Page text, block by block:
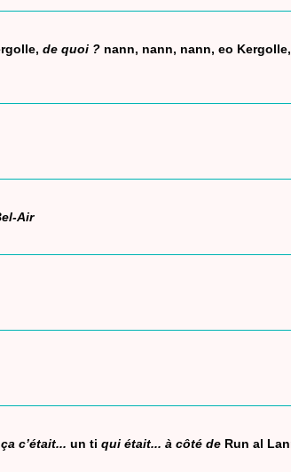
de quoi ? nann, nann, nann, eo
Air
ça c’était... un ti qui était... à côté de Run al